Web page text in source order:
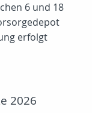
6 und 18
erfolgt
2026